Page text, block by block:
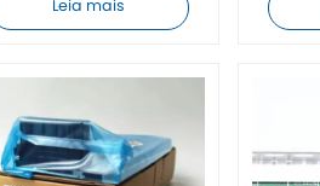
Leia mais